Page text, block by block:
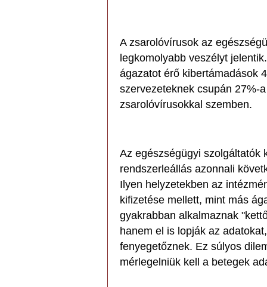
A zsarolóvírusok az
legkomolyabb veszélyt
ágazatot érő kibertámadások
szervezeteknek csupán 27%-
zsarolóvírusokkal szemben.
Az egészségügyi szolgáltatók
rendszerleállás azonnali
Ilyen helyzetekben az
kifizetése mellett, mint más
gyakrabban alkalmaznak
hanem el is lopják az
fenyegetőznek. Ez súlyos
mérlegelniük kell a betegek